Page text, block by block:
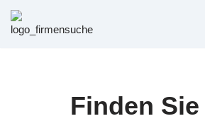
Zum
Finden Sie